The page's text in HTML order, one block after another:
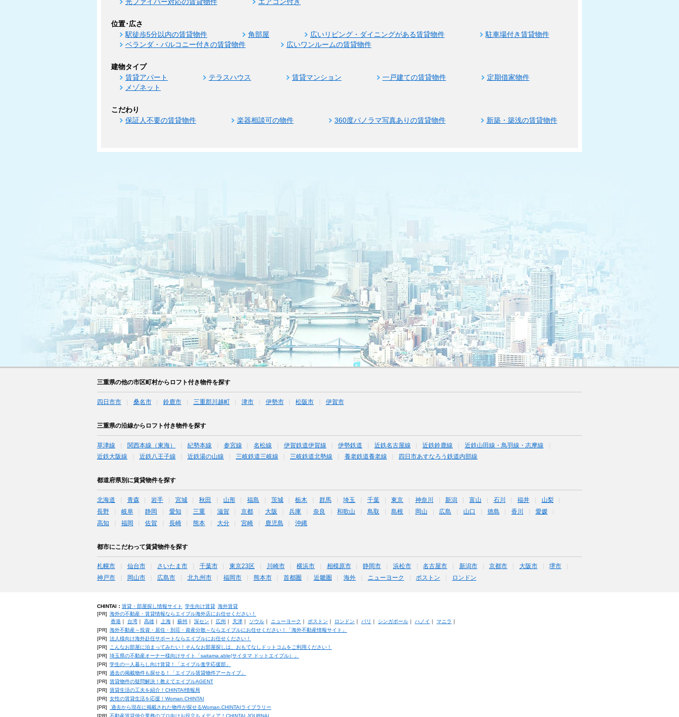
位置･広さ
駅徒歩5分以内の賃貸物件 角部屋 広いリビング・ダイニングがある賃貸物件
駐車場付き賃貸物件
ベランダ・バルコニー付きの賃貸物件
広いワンルームの賃貸物件
建物タイプ
賃貸アパート テラスハウス 賃貸マンション 一戸建ての賃貸物件
定期借家物件
メゾネット
こだわり
保証人不要の賃貸物件 楽器相談可の物件 360度パノラマ写真ありの賃貸物件 新築・築浅の賃貸物件
三重県の他の市区町村からロフト付き物件を探す
四日市市 桑名市 鈴鹿市 三重郡川越町 津市 伊勢市 松阪市 伊賀市
三重県の沿線からロフト付き物件を探す
草津線 関西本線（東海） 紀勢本線 参宮線 名松線 伊賀鉄道伊賀線 伊勢鉄道 近鉄名古屋線 近鉄鈴鹿線
近鉄山田線・鳥羽線・志摩線
近鉄大阪線
近鉄八王子線 近鉄湯の山線 三岐鉄道三岐線 三岐鉄道北勢線 養老鉄道養老線 四日市あすなろう鉄道内部線
都道府県別に賃貸物件を探す
北海道 青森 岩手 宮城 秋田 山形 福島 茨城 栃木 群馬 埼玉 千葉 東京 神奈川 新潟 富山 石川 福井
山梨
長野
岐阜 静岡 愛知 三重 滋賀 京都 大阪 兵庫 奈良 和歌山 鳥取 島根 岡山 広島 山口 徳島 香川
愛媛
高知
福岡 佐賀 長崎 熊本 大分 宮崎 鹿児島 沖縄
都市にこだわって賃貸物件を探す
札幌市 仙台市 さいたま市 千葉市 東京23区 川崎市 横浜市 相模原市 静岡市 浜松市 名古屋市 新潟市 京都市 大阪市
堺市
神戸市
岡山市 広島市 北九州市 福岡市 熊本市 首都圏 近畿圏 海外 ニューヨーク ボストン ロンドン
CHINTAI： 賃貸・部屋探し情報サイト 学生向け賃貸 海外賃貸
[PR] 海外の不動産・賃貸情報ならエイブル海外店にお任せください！
香港｜ 台湾｜ 高雄｜ 上海｜ 蘇州 ｜ 深セン ｜ 広州 ｜ 天津｜ ソウル｜ ニューヨーク ｜ ボストン ｜ ロンドン ｜ パリ ｜ シンガポール｜ ハノイ ｜ マニラ ｜
[PR] 海外不動産～投資・居住・別荘・資産分散～ならエイブルにお任せください！「海外不動産情報サイト」
[PR] 法人様向け海外赴任サポートならエイブルにお任せください！
[PR]
こんなお部屋に泊まってみたい！そんなお部屋探しは、おもてなしドットコムをご利用ください！
[PR] 埼玉県の不動産オーナー様向けサイト「saitama.able(サイタマ ドットエイブル）」
[PR] 学生の一人暮らし向け賃貸！「エイブル進学応援部」
[PR] 過去の掲載物件も探せる！「エイブル賃貸物件アーカイブ」
[PR] 賃貸物件の疑問解決！教えてエイブルAGENT
[PR] 賃貸生活の工夫を紹介！CHINTAI情報局
[PR] 女性の賃貸生活を応援！Woman.CHINTAI
[PR]
過去から現在に掲載された物件が探せるWoman.CHINTAIライブラリー
[PR] 不動産賃貸仲介業務のプロ向けお役立ちメディア！CHINTAI JOURNAL